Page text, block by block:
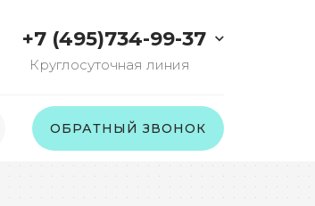
+7 (495)734-99-37
Круглосуточная линия
ОБРАТНЫЙ ЗВОНОК